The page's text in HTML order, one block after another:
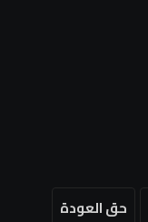
حق العودة